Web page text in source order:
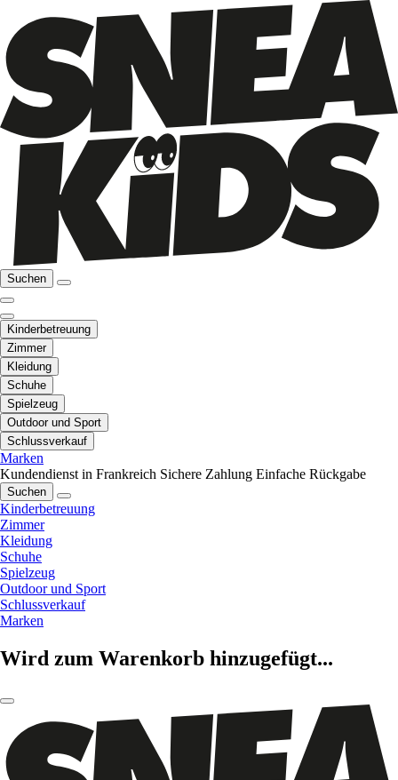
Suchen
Kinderbetreuung
Zimmer
Kleidung
Schuhe
Spielzeug
Outdoor und Sport
Schlussverkauf
Marken
Kundendienst in Frankreich Sichere Zahlung Einfache Rückgabe
Suchen
Kinderbetreuung
Zimmer
Kleidung
Schuhe
Spielzeug
Outdoor und Sport
Schlussverkauf
Marken
Wird zum Warenkorb hinzugefügt...